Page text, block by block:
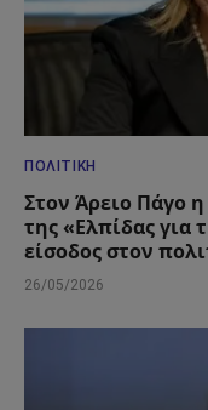
ΠΟΛΙΤΙΚΉ
Στον Άρειο Πάγο
της «Ελπίδας για
είσοδος στον
26/05/2026